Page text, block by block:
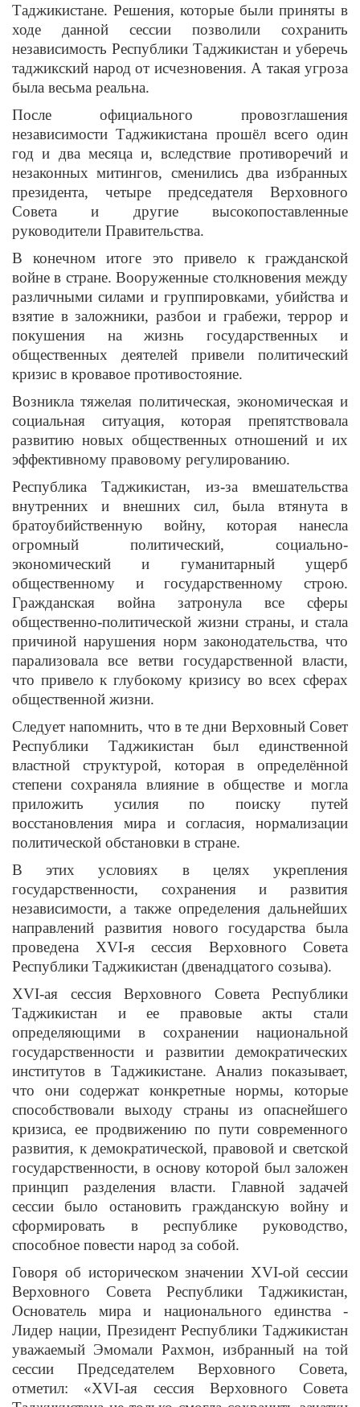
Таджикистане. Решения, которые были приняты в
ходе данной сессии позволили сохранить
независимость Республики Таджикистан и уберечь
таджикский народ от исчезновения. А такая угроза
была весьма реальна.
После официального провозглашения
независимости Таджикистана прошёл всего один
год и два месяца и, вследствие противоречий и
незаконных митингов, сменились два избранных
президента, четыре председателя Верховного
Совета и другие высокопоставленные
руководители Правительства.
В конечном итоге это привело к гражданской
войне в стране. Вооруженные столкновения между
различными силами и группировками, убийства и
взятие в заложники, разбои и грабежи, террор и
покушения на жизнь государственных и
общественных деятелей привели политический
кризис в кровавое противостояние.
Возникла тяжелая политическая, экономическая и
социальная ситуация, которая препятствовала
развитию новых общественных отношений и их
эффективному правовому регулированию.
Республика Таджикистан, из-за вмешательства
внутренних и внешних сил, была втянута в
братоубийственную войну, которая нанесла
огромный политический, социально-
экономический и гуманитарный ущерб
общественному и государственному строю.
Гражданская война затронула все сферы
общественно-политической жизни страны, и стала
причиной нарушения норм законодательства, что
парализовала все ветви государственной власти,
что привело к глубокому кризису во всех сферах
общественной жизни.
Следует напомнить, что в те дни Верховный Совет
Республики Таджикистан был единственной
властной структурой, которая в определённой
степени сохраняла влияние в обществе и могла
приложить усилия по поиску путей
восстановления мира и согласия, нормализации
политической обстановки в стране.
В этих условиях в целях укрепления
государственности, сохранения и развития
независимости, а также определения дальнейших
направлений развития нового государства была
проведена XVI-я сессия Верховного Совета
Республики Таджикистан (двенадцатого созыва).
XVI-ая сессия Верховного Совета Республики
Таджикистан и ее правовые акты стали
определяющими в сохранении национальной
государственности и развитии демократических
институтов в Таджикистане. Анализ показывает,
что они содержат конкретные нормы, которые
способствовали выходу страны из опаснейшего
кризиса, ее продвижению по пути современного
развития, к демократической, правовой и светской
государственности, в основу которой был заложен
принцип разделения власти. Главной задачей
сессии было остановить гражданскую войну и
сформировать в республике руководство,
способное повести народ за собой.
Говоря об историческом значении XVI-ой сессии
Верховного Совета Республики Таджикистан,
Основатель мира и национального единства -
Лидер нации, Президент Республики Таджикистан
уважаемый Эмомали Рахмон, избранный на той
сессии Председателем Верховного Совета,
отметил: «XVI-ая сессия Верховного Совета